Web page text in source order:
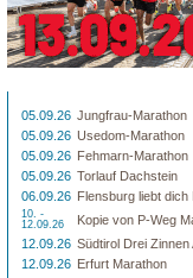
05.09.26 Jungfrau-Marathon
05.09.26 Usedom-Marathon
05.09.26 Fehmarn-Marathon
05.09.26 Torlauf Dachstein
06.09.26 Flensburg liebt dich
10. -
12.09.26
Kopie von P-Weg
12.09.26 Südtirol Drei Zinnen
12.09.26 Erfurt Marathon